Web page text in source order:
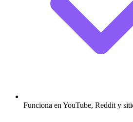
Funciona en YouTube, Reddit y